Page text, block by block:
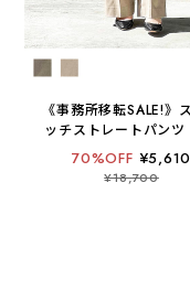
《事務所移転SALE!》
ッチストレートパン
ットアップ可 / 麻調【
製 / 手洗い可 】
70%OFF ¥5,610
¥18,700